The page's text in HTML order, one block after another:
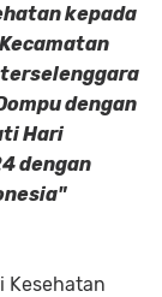
kepada
terselenggara
dengan
Hari
dengan
Kesehatan